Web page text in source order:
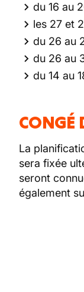
du 16 au
les 27 et
du 26 au
du 26 au
du 14 au
CONGÉ
La
sera fixée
seront
également